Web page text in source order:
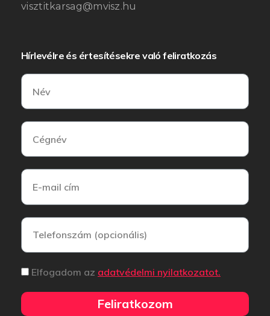
visztitkarsag@mvisz.hu
Hírlevélre és értesítésekre való feliratkozás
Elfogadom az adatvédelmi nyilatkozatot.
Feliratkozom